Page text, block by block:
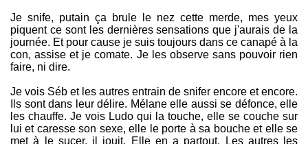
Je snife, putain ça brule le nez cette merde, mes yeux
piquent ce sont les dernières sensations que j'aurais de la
journée. Et pour cause je suis toujours dans ce canapé à la
con, assise et je comate. Je les observe sans pouvoir rien
faire, ni dire.
Je vois Séb et les autres entrain de snifer encore et encore.
Ils sont dans leur délire. Mélane elle aussi se défonce, elle
les chauffe. Je vois Ludo qui la touche, elle se couche sur
lui et caresse son sexe, elle le porte à sa bouche et elle se
met à le sucer, il jouit. Elle en a partout. Les autres les